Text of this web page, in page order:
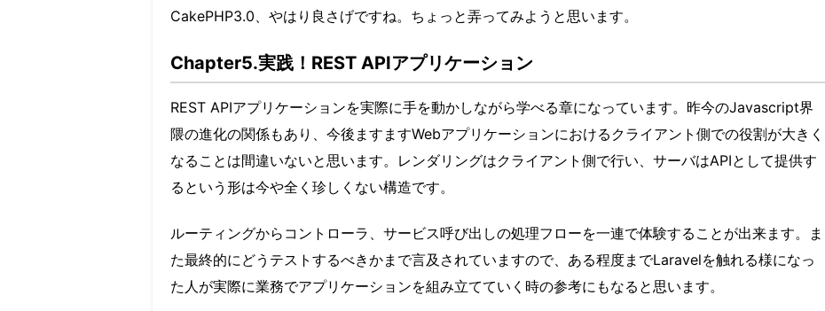
CakePHP3.0、やはり良さげですね。ちょっと弄ってみようと思います。
Chapter5.実践！REST APIアプリケーション
REST APIアプリケーションを実際に手を動かしながら学べる章になっています。昨今のJavascript界
隈の進化の関係もあり、今後ますますWebアプリケーションにおけるクライアント側での役割が大きく
なることは間違いないと思います。レンダリングはクライアント側で行い、サーバはAPIとして提供す
るという形は今や全く珍しくない構造です。
ルーティングからコントローラ、サービス呼び出しの処理フローを一連で体験することが出来ます。ま
た最終的にどうテストするべきかまで言及されていますので、ある程度までLaravelを触れる様になっ
た人が実際に業務でアプリケーションを組み立てていく時の参考にもなると思います。